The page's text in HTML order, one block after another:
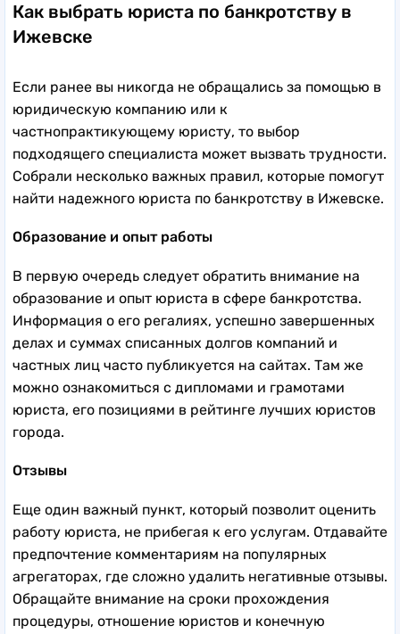
Как выбрать юриста по банкротству в
Ижевске
Если ранее вы никогда не обращались за помощью в
юридическую компанию или к
частнопрактикующему юристу, то выбор
подходящего специалиста может вызвать трудности.
Собрали несколько важных правил, которые помогут
найти надежного юриста по банкротству в Ижевске.
Образование и опыт работы
В первую очередь следует обратить внимание на
образование и опыт юриста в сфере банкротства.
Информация о его регалиях, успешно завершенных
делах и суммах списанных долгов компаний и
частных лиц часто публикуется на сайтах. Там же
можно ознакомиться с дипломами и грамотами
юриста, его позициями в рейтинге лучших юристов
города.
Отзывы
Еще один важный пункт, который позволит оценить
работу юриста, не прибегая к его услугам. Отдавайте
предпочтение комментариям на популярных
агрегаторах, где сложно удалить негативные отзывы.
Обращайте внимание на сроки прохождения
процедуры, отношение юристов и конечную